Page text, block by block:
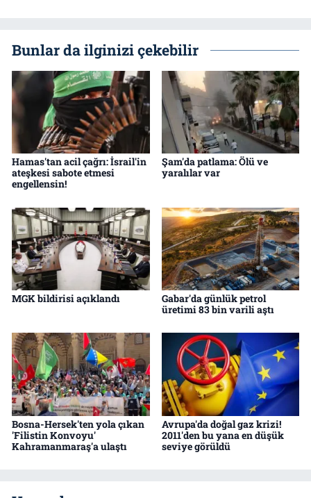
Bunlar da ilginizi çekebilir
Hamas'tan acil çağrı: İsrail'in
ateşkesi sabote etmesi
engellensin!
Şam'da patlama: Ölü ve
yaralılar var
MGK bildirisi açıklandı
Gabar'da günlük petrol
üretimi 83 bin varili aştı
Bosna-Hersek'ten yola çıkan
'Filistin Konvoyu'
Kahramanmaraş'a ulaştı
Avrupa'da doğal gaz krizi!
2011'den bu yana en düşük
seviye görüldü